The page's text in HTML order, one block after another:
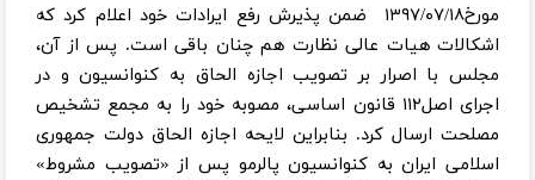
مورخ۱۳۹۷/۰۷/۱۸ ضمن پذیرش رفع ایرادات خود اعلام کرد که
اشکالات هیات عالی نظارت هم چنان باقی است. پس از آن،
مجلس با اصرار بر تصویب اجازه الحاق به کنوانسیون و در
اجرای اصل۱۱۲ قانون اساسی، مصوبه خود را به مجمع تشخیص
مصلحت ارسال کرد. بنابراین لایحه اجازه الحاق دولت جمهوری
اسلامی ایران به کنوانسیون پالرمو پس از «تصویب مشروط»